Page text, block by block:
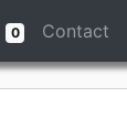
0 Contact